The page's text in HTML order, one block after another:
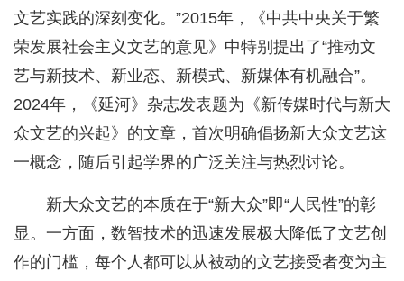
文艺实践的深刻变化。”2015年，《中共中央关于繁
荣发展社会主义文艺的意见》中特别提出了“推动文
艺与新技术、新业态、新模式、新媒体有机融合”。
2024年，《延河》杂志发表题为《新传媒时代与新大
众文艺的兴起》的文章，首次明确倡扬新大众文艺这
一概念，随后引起学界的广泛关注与热烈讨论。
新大众文艺的本质在于“新大众”即“人民性”的彰
显。一方面，数智技术的迅速发展极大降低了文艺创
作的门槛，每个人都可以从被动的文艺接受者变为主